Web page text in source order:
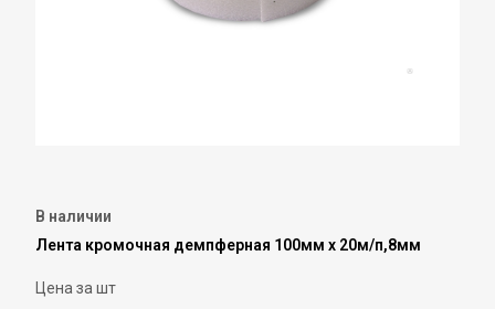
В наличии
Лента кромочная демпферная 100мм х 20м/п,8мм
Цена за шт